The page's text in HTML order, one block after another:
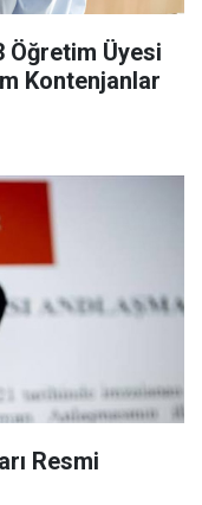
Öğretim Üyesi
Kontenjanlar
Resmi